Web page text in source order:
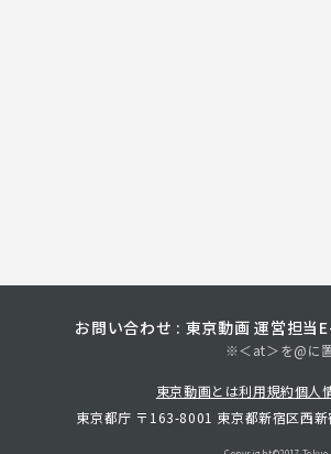
お問い合わせ : 東京動画 運営担当
※＜at＞を@に
東京動画とは利用規約個人
東京都庁 〒163-8001 東京都新宿区西新